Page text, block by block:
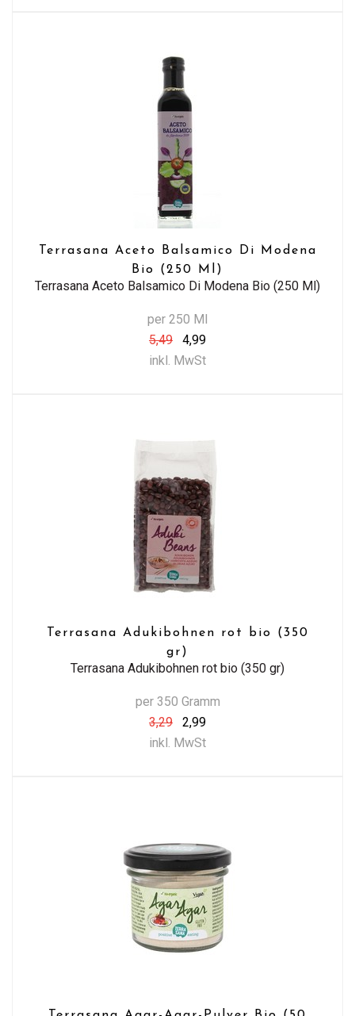
Terrasana Aceto Balsamico Di Modena
Bio (250 Ml)
Terrasana Aceto Balsamico Di Modena Bio (250 Ml)
per 250 Ml
5,49
4,99
inkl. MwSt
Terrasana Adukibohnen rot bio (350
gr)
Terrasana Adukibohnen rot bio (350 gr)
per 350 Gramm
3,29
2,99
inkl. MwSt